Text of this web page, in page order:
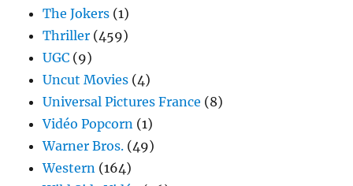
The Jokers (1)
Thriller (459)
UGC (9)
Uncut Movies (4)
Universal Pictures France (8)
Vidéo Popcorn (1)
Warner Bros. (49)
Western (164)